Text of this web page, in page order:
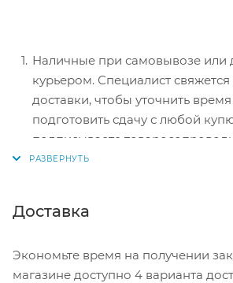
Наличные при самовывозе или
курьером. Специалист
доставки, чтобы уточнить
подготовить сдачу с любой
подписываете
документы, вносите денежные
перенаправит вас на сервер
Доставка
Экономьте время на получении
магазине доступно 4 варианта